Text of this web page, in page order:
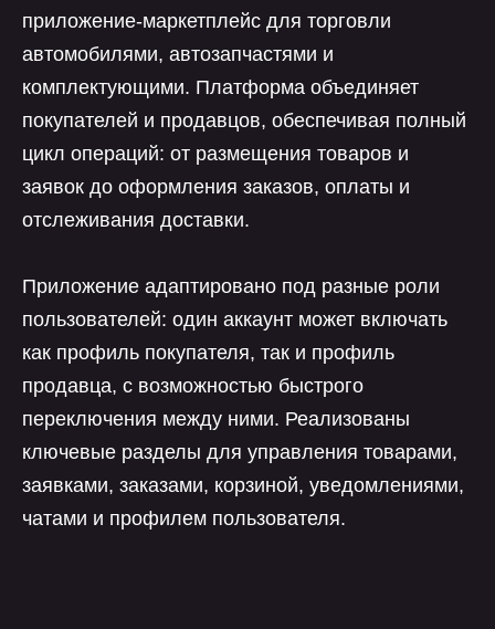
приложение-маркетплейс для торговли
автомобилями, автозапчастями и
комплектующими. Платформа объединяет
покупателей и продавцов, обеспечивая полный
цикл операций: от размещения товаров и
заявок до оформления заказов, оплаты и
отслеживания доставки.
Приложение адаптировано под разные роли
пользователей: один аккаунт может включать
как профиль покупателя, так и профиль
продавца, с возможностью быстрого
переключения между ними. Реализованы
ключевые разделы для управления товарами,
заявками, заказами, корзиной, уведомлениями,
чатами и профилем пользователя.